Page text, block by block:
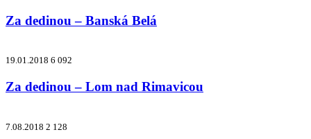
Za dedinou – Banská Belá
19.01.2018 6 092
Za dedinou – Lom nad Rimavicou
7.08.2018 2 128